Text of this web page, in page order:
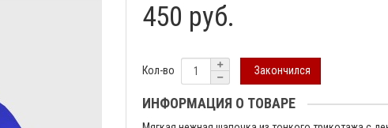
450 руб.
Кол-во Закончился
ИНФОРМАЦИЯ О ТОВАРЕ